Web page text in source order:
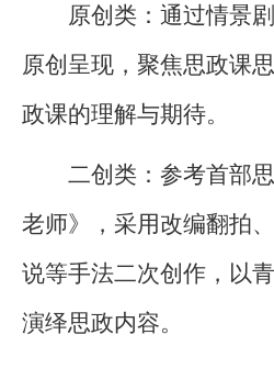
原创类：通过情景剧
原创呈现，聚焦思政课
政课的理解与期待。
二创类：参考首部思
老师》，采用改编翻拍
说等手法二次创作，以
演绎思政内容。